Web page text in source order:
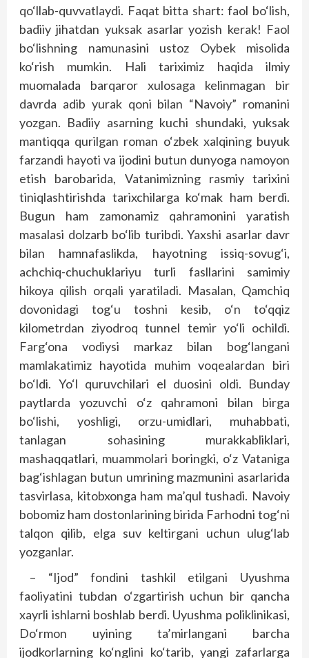
qo‘llab-quvvatlaydi. Faqat bitta shart: faol bo‘lish,
badiiy jihatdan yuksak asarlar yozish kerak! Faol
bo‘lishning namunasini ustoz Oybek misolida
ko‘rish mumkin. Hali tariximiz haqida ilmiy
muomalada barqaror xulosaga kelinmagan bir
davrda adib yurak qoni bilan “Navoiy” romanini
yozgan. Badiiy asarning kuchi shundaki, yuksak
mantiqqa qurilgan roman o‘zbek xalqining buyuk
farzandi hayoti va ijodini butun dunyoga namoyon
etish barobarida, Vatanimizning rasmiy tarixini
tiniqlashtirishda tarixchilarga ko‘mak ham berdi.
Bugun ham zamonamiz qahramonini yaratish
masalasi dolzarb bo‘lib turibdi. Yaxshi asarlar davr
bilan hamnafaslikda, hayotning issiq-sovug‘i,
achchiq-chuchuklariyu turli fasllarini samimiy
hikoya qilish orqali yaratiladi. Masalan, Qamchiq
dovonidagi tog‘u toshni kesib, o‘n to‘qqiz
kilometrdan ziyodroq tunnel temir yo‘li ochildi.
Farg‘ona vodiysi markaz bilan bog‘langani
mamlakatimiz hayotida muhim voqealardan biri
bo‘ldi. Yo‘l quruvchilari el duosini oldi. Bunday
paytlarda yozuvchi o‘z qahramoni bilan birga
bo‘lishi, yoshligi, orzu-umidlari, muhabbati,
tanlagan sohasining murakkabliklari,
mashaqqatlari, muammolari boringki, o‘z Vataniga
bag‘ishlagan butun umrining mazmunini asarlarida
tasvirlasa, kitobxonga ham ma’qul tushadi. Navoiy
bobomiz ham dostonlarining birida Farhodni tog‘ni
talqon qilib, elga suv keltirgani uchun ulug‘lab
yozganlar.
– “Ijod” fondini tashkil etilgani Uyushma
faoliyatini tubdan o‘zgartirish uchun bir qancha
xayrli ishlarni boshlab berdi. Uyushma poliklinikasi,
Do‘rmon uyining ta’mirlangani barcha
ijodkorlarning ko‘nglini ko‘tarib, yangi zafarlarga